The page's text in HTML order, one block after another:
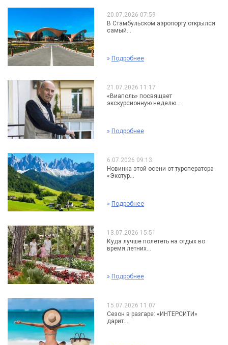
20.07.2026 07:59
В Стамбульском аэропорту открылся
самый...
» Подробнее
21.07.2026 11:17
«Виаполь» посвящает
экскурсионную неделю...
» Подробнее
6.07.2026 09:13
Новинка этой осени от туроператора
«Экотур...
» Подробнее
13.07.2026 15:51
Куда лучше полететь на отдых во
время летних...
» Подробнее
15.07.2026 11:07
Сезон в разгаре: «ИНТЕРСИТИ»
дарит...